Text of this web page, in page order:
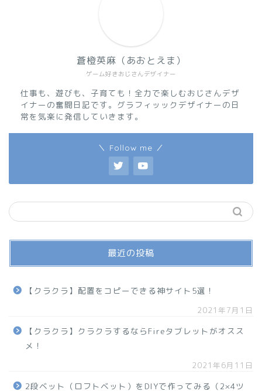
ゲーム好きおじさんデザイナー
蒼橙英麻（あおとえま）
仕事も、遊びも、子育ても！全力で楽しむおじさんデザ
イナーの奮闘日記です。グラフィッックデザイナーの日
常を気楽に発信していきます。
＼ Follow me ／
最近の投稿
【クラクラ】配置をコピーできる神サイト5選！
2021年7月1日
【クラクラ】クラクラするならFireタブレットがオスス
メ！
2021年6月11日
2段ベット（ロフトベット）をDIYで作ってみる（2×4ツ